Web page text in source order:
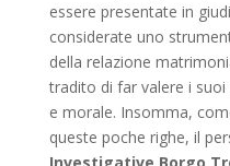
essere presentate in
considerate uno
della relazione
tradito di far valere i
e morale. Insomma,
queste poche righe, il